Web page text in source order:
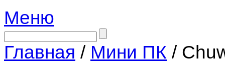
Меню
Главная / Мини ПК /